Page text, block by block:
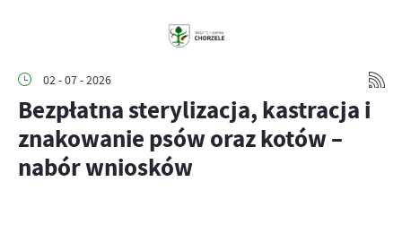
02 - 07 - 2026
Bezpłatna sterylizacja, kastracja i
znakowanie psów oraz kotów –
nabór wniosków